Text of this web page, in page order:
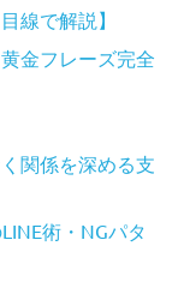
線で解説】
金フレーズ完全
関係を深める支
術・NGパタ